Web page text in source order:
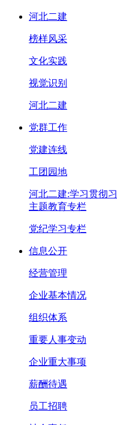
河北二建
榜样风采
文化实践
视觉识别
河北二建
党群工作
党建连线
工团园地
河北二建:学习贯彻
主题教育专栏
党纪学习专栏
信息公开
经营管理
企业基本情况
组织体系
重要人事变动
企业重大事项
薪酬待遇
员工招聘